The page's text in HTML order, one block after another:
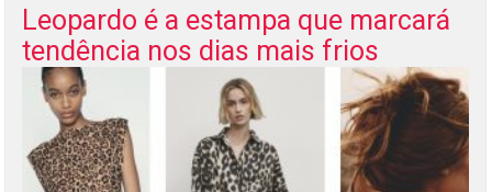
Leopardo é a estampa que marcará
tendência nos dias mais frios